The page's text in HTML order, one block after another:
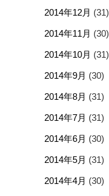
2014年12月 (31)
2014年11月 (30)
2014年10月 (31)
2014年9月 (30)
2014年8月 (31)
2014年7月 (31)
2014年6月 (30)
2014年5月 (31)
2014年4月 (30)